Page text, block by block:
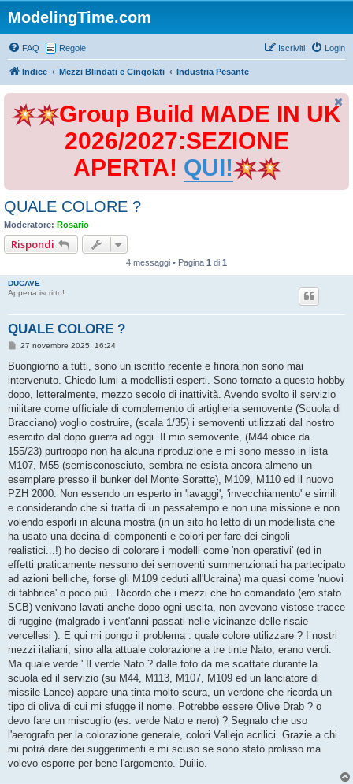
ModelingTime.com
FAQ Regole Login
Iscriviti
Indice Mezzi Blindati e Cingolati Industria Pesante
Group Build MADE IN UK
2026/2027:SEZIONE
APERTA! QUI!
QUALE COLORE ?
Moderatore: Rosario
Rispondi
4 messaggi • Pagina 1 di 1
DUCAVE
Appena iscritto!
QUALE COLORE ?
M
s
a
g
g
i
o
27 novembre 2025, 16:24
Buongiorno a tutti, sono un iscritto recente e finora non sono mai
intervenuto. Chiedo lumi a modellisti esperti. Sono tornato a questo hobby
dopo, letteralmente, mezzo secolo di inattività. Avendo svolto il servizio
militare come ufficiale di complemento di artiglieria semovente (Scuola di
Bracciano) voglio costruire, (scala 1/35) i semoventi utilizzati dal nostro
esercito dal dopo guerra ad oggi. Il mio semovente, (M44 obice da
155/23) purtroppo non ha alcuna riproduzione e mi sono messo in lista
M107, M55 (semisconosciuto, sembra ne esista ancora almeno un
esemplare presso il bunker del Monte Soratte), M109, M110 ed il nuovo
PZH 2000. Non essendo un esperto in 'lavaggi', 'invecchiamento' e simili
e considerando che si tratta di un passatempo e non una missione e non
volendo esporli in alcuna mostra (in un sito ho letto di un modellista che
ha usato una decina di componenti e colori per fare dei cingoli
realistici...!) ho deciso di colorare i modelli come 'non operativi' (ed in
effetti praticamente nessuno dei semoventi summenzionati ha partecipato
ad azioni belliche, forse gli M109 ceduti all'Ucraina) ma quasi come 'nuovi
di fabbrica' o poco più . Ricordo che i mezzi che ho comandato (ero stato
SCB) venivano lavati anche dopo ogni uscita, non avevano vistose tracce
di ruggine (malgrado i vent'anni passati nelle vicinanze delle risaie
vercellesi ). E qui mi pongo il problema : quale colore utilizzare ? I nostri
mezzi italiani, sino alla attuale colorazione a tre tinte Nato, erano verdi.
Ma quale verde ' Il verde Nato ? dalle foto da me scattate durante la
scuola ed il servizio (su M44, M113, M107, M109 ed un lanciatore di
missile Lance) appare una tinta molto scura, un verdone che ricorda un
tipo di oliva di cui mi sfugge il nome. Potrebbe essere Olive Drab ? o
devo fare un miscuglio (es. verde Nato e nero) ? Segnalo che uso
l'aerografo per la colorazione generale, colori Vallejo acrilici. Grazie a chi
mi potrà dare dei suggerimenti e mi scuso se sono stato prolisso ma
volevo esporre per bene l'argomento. Duilio.